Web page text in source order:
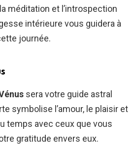
méditation et l’introspection
intérieure vous guidera à
journée.
sera votre guide astral
symbolise l’amour, le plaisir et
temps avec ceux que vous
gratitude envers eux.